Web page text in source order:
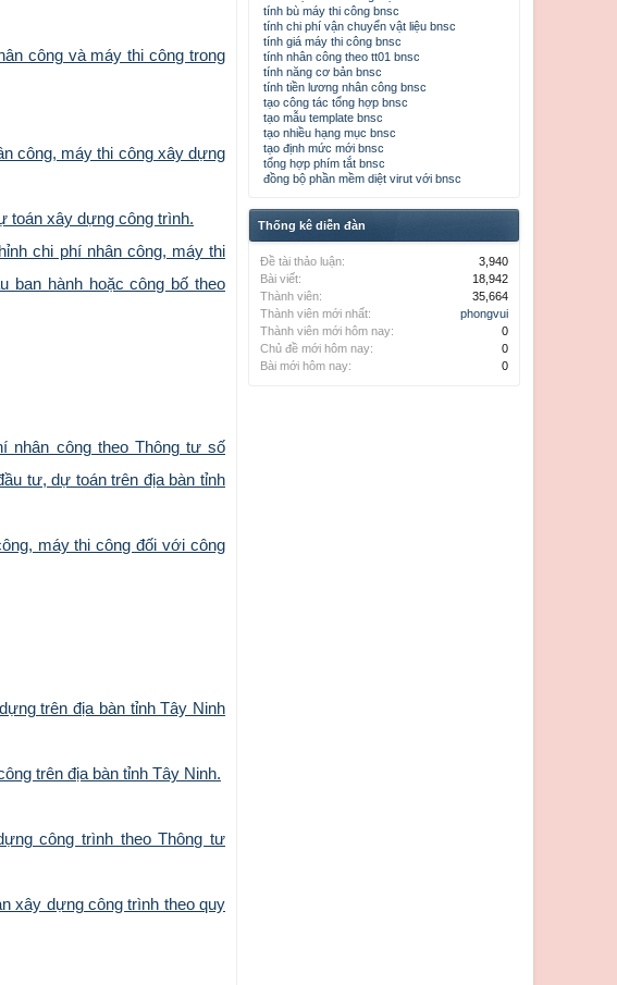
công và máy thi công trong
công, máy thi công xây dựng
toán xây dựng công trình.
chi phí nhân công, máy thi
ban hành hoặc công bố theo
nhân công theo Thông tư số
tư, dự toán trên địa bàn tỉnh
máy thi công đối với công
trên địa bàn tỉnh Tây Ninh
trên địa bàn tỉnh Tây Ninh.
công trình theo Thông tư
xây dựng công trình theo quy
tính bù máy thi công bnsc
tính chi phí vận chuyển vật liệu bnsc
tính giá máy thi công bnsc
tính nhân công theo tt01 bnsc
tính năng cơ bản bnsc
tính tiền lương nhân công bnsc
tạo công tác tổng hợp bnsc
tạo mẫu template bnsc
tạo nhiều hạng mục bnsc
tạo định mức mới bnsc
tổng hợp phím tắt bnsc
đồng bộ phần mềm diệt virut với bnsc
Thống kê diễn đàn
Đề tài thảo luận:
3,940
Bài viết:
18,942
Thành viên:
35,664
Thành viên mới nhất:
phongvui
Thành viên mới hôm nay:
0
Chủ đề mới hôm nay:
0
Bài mới hôm nay:
0